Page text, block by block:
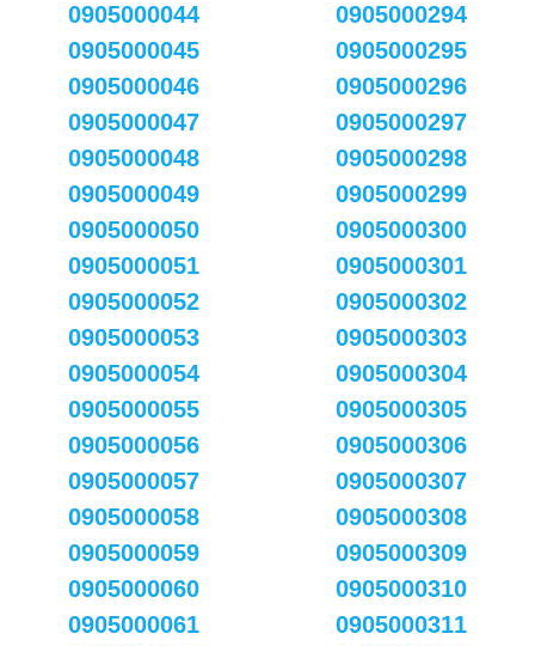
0905000044
0905000045
0905000046
0905000047
0905000048
0905000049
0905000050
0905000051
0905000052
0905000053
0905000054
0905000055
0905000056
0905000057
0905000058
0905000059
0905000060
0905000061
0905000294
0905000295
0905000296
0905000297
0905000298
0905000299
0905000300
0905000301
0905000302
0905000303
0905000304
0905000305
0905000306
0905000307
0905000308
0905000309
0905000310
0905000311